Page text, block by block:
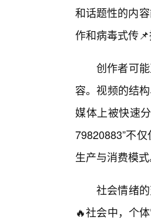
和话题性的内
作和病毒式传📌
创作者可
容。视频的结
媒体上被快速
79820883”不
生产与消费模式
社会情绪
🔥社会中，个